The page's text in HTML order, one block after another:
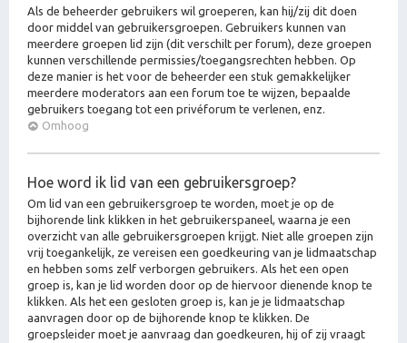
Als de beheerder gebruikers wil groeperen, kan hij/zij dit doen
door middel van gebruikersgroepen. Gebruikers kunnen van
meerdere groepen lid zijn (dit verschilt per forum), deze groepen
kunnen verschillende permissies/toegangsrechten hebben. Op
deze manier is het voor de beheerder een stuk gemakkelijker
meerdere moderators aan een forum toe te wijzen, bepaalde
gebruikers toegang tot een privéforum te verlenen, enz.
Omhoog
Hoe word ik lid van een gebruikersgroep?
Om lid van een gebruikersgroep te worden, moet je op de
bijhorende link klikken in het gebruikerspaneel, waarna je een
overzicht van alle gebruikersgroepen krijgt. Niet alle groepen zijn
vrij toegankelijk, ze vereisen een goedkeuring van je lidmaatschap
en hebben soms zelf verborgen gebruikers. Als het een open
groep is, kan je lid worden door op de hiervoor dienende knop te
klikken. Als het een gesloten groep is, kan je je lidmaatschap
aanvragen door op de bijhorende knop te klikken. De
groepsleider moet je aanvraag dan goedkeuren, hij of zij vraagt